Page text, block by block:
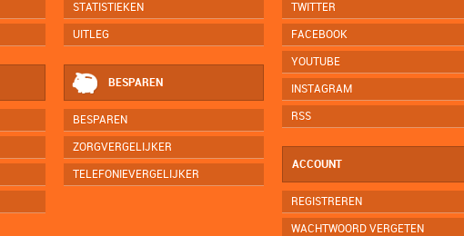
STATISTIEKEN
UITLEG
BESPAREN
BESPAREN
ZORGVERGELIJKER
TELEFONIEVERGELIJKER
TWITTER
FACEBOOK
YOUTUBE
INSTAGRAM
RSS
ACCOUNT
REGISTREREN
WACHTWOORD VERGETEN